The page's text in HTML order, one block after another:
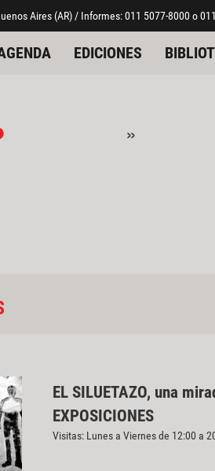
Aires (AR) / Informes: 011 5077-8000 o
EDICIONES
»
EL SILUETAZO, una
EXPOSICIONES
Visitas: Lunes a Viernes de 12:00 a